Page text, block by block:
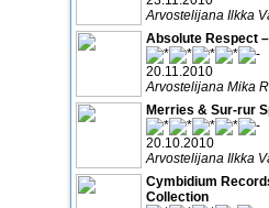
Arvostelijana Ilkka
Absolute Respect
20.11.2010
Arvostelijana Mika
Merries & Sur-rur
20.10.2010
Arvostelijana Ilkka
Cymbidium
Collection